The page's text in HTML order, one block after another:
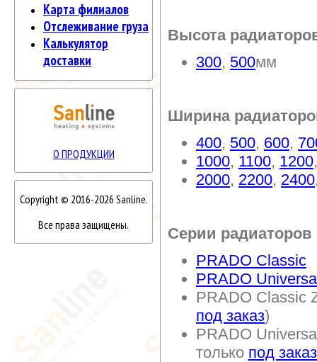
Карта филиалов
Отслеживание груза
Калькулятор
доставки
О ПРОДУКЦИИ
Copyright © 2016-2026 Sanline.
Все права защищены.
Высота
300, 500мм
Ширина
400, 500, 600,
1000, 1100, 1200
2000, 2200, 2400
Серии
PRADO Classic
PRADO
PRADO Classic
под заказ)
PRADO
только под заказ